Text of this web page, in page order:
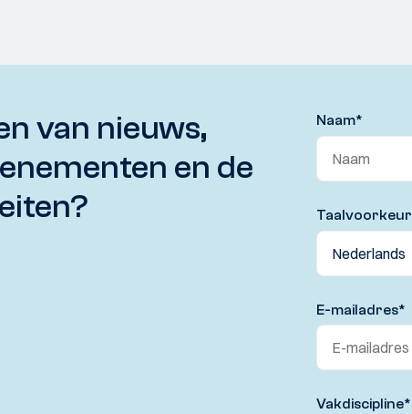
van nieuws,
en de
Naam*
Taalvoorkeur
E-mailadres*
Vakdiscipline*